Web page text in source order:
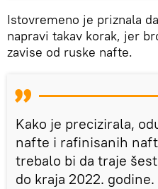
Istovremeno je priznala
napravi takav korak, jer
zavise od ruske nafte.
Kako je precizirala,
nafte i rafinisanih
trebalo bi da traje
do kraja 2022. godine.